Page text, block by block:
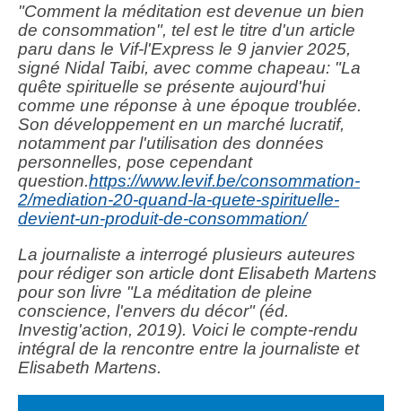
"Comment la méditation est devenue un bien
de consommation", tel est le titre d'un article
paru dans le Vif-l'Express le 9 janvier 2025,
signé Nidal Taibi, avec comme chapeau: "La
quête spirituelle se présente aujourd'hui
comme une réponse à une époque troublée.
Son développement en un marché lucratif,
notamment par l'utilisation des données
personnelles, pose cependant
question.https://www.levif.be/consommation-
2/mediation-20-quand-la-quete-spirituelle-
devient-un-produit-de-consommation/
La journaliste a interrogé plusieurs auteures
pour rédiger son article dont Elisabeth Martens
pour son livre "La méditation de pleine
conscience, l'envers du décor" (éd.
Investig'action, 2019). Voici le compte-rendu
intégral de la rencontre entre la journaliste et
Elisabeth Martens.